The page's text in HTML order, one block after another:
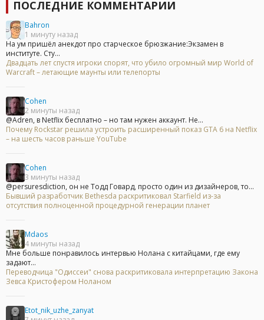
ПОСЛЕДНИЕ КОММЕНТАРИИ
Bahron
1 минуту назад
На ум пришёл анекдот про старческое брюзжание:Экзамен в
институте. Сту...
Двадцать лет спустя игроки спорят, что убило огромный мир World of
Warcraft – летающие маунты или телепорты
Cohen
2 минуты назад
@Adren, в Netflix бесплатно – но там нужен аккаунт. Не...
Почему Rockstar решила устроить расширенный показ GTA 6 на Netflix
– на шесть часов раньше YouTube
Cohen
3 минуты назад
@persuresdiction, он не Тодд Говард, просто один из дизайнеров, то...
Бывший разработчик Bethesda раскритиковал Starfield из-за
отсутствия полноценной процедурной генерации планет
Mdaos
4 минуты назад
Мне больше понравилось интервью Нолана с китайцами, где ему
задают...
Переводчица "Одиссеи" снова раскритиковала интерпретацию Закона
Зевса Кристофером Ноланом
Etot_nik_uzhe_zanyat